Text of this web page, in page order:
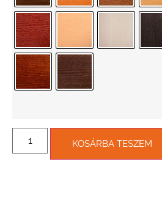
KOSÁRBA TESZEM